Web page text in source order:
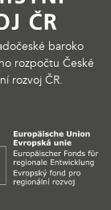
baroko
rozpočtu České
rozvoj ČR.